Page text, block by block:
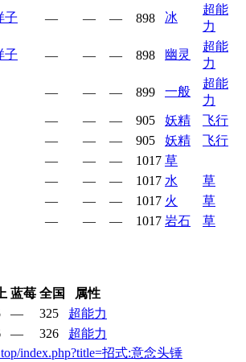
子 — — — 898 冰
超能
力
子 — — — 898 幽灵
超能
力
— — — 899 一般
超能
力
— — — 905 妖精
飞行
— — — 905 妖精
飞行
— — — 1017 草
— — — 1017 水
草
— — — 1017 火
草
— — — 1017 岩石 草
蓝莓 全国
属性
— 325
超能力
— 326
超能力
index.php?title=招式:意念头锤